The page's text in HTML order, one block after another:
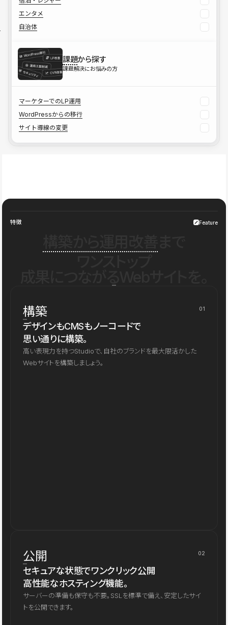
エンタメ
自治体
課題から探す
課題解決にお悩みの方
マーケターでのLP運用
WordPressからの移行
サイト導線の変更
特徴 Feature
構築 01
デザインもCMSもノーコードで
思い通りに構築。
高い表現力を持つStudioで、自社のブランドを最大限活かした
Webサイトを構築しましょう。
公開 02
セキュアな状態でワンクリック公開
高性能なホスティング機能。
サーバーの準備も保守も不要。SSLを標準で備え、安定したサイ
トを公開できます。